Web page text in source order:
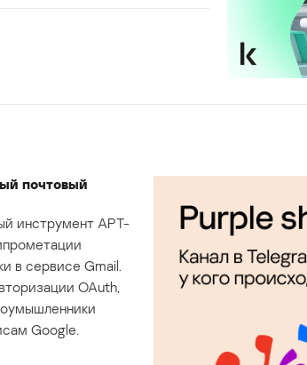
почтовый
инструмент APT-
в сервисе Gmail.
OAuth,
Google.